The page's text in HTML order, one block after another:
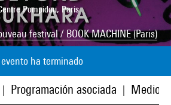
Pompidou, Paris
festival / BOOK MACHINE (Paris)
evento ha terminado
Programación asociada Medios